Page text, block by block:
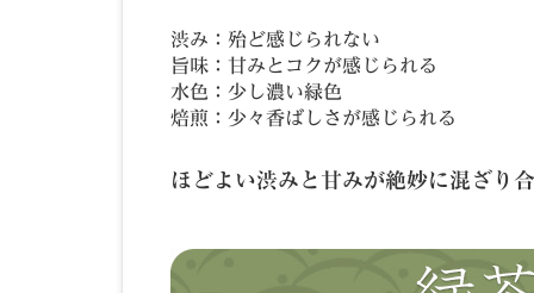
渋み：殆ど感じられない
旨味：甘みとコクが感じられる
水色：少し濃い緑色
焙煎：少々香ばしさが感じられる
ほどよい渋みと甘みが絶妙に混ざり